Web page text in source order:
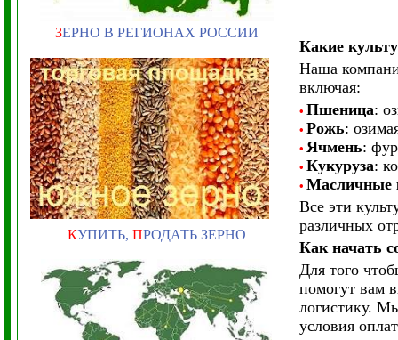
ЗЕРНО В РЕГИОНАХ РОССИИ
КУПИТЬ, ПРОДАТЬ ЗЕРНО
Какие
Наша
включая:
• Пшеница:
• Рожь:
• Ячмень:
• Кукуруза:
• Масличные
Все эти
различных
Как начать
Для того
помогут вам
логистику.
условия